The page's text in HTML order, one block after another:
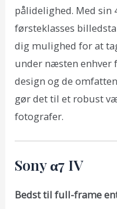
pålidelighed. Med sin
førsteklasses
dig mulighed for at
under næsten enhver
design og de
gør det til et robust
fotografer.
Sony α7 IV
Bedst til full-frame